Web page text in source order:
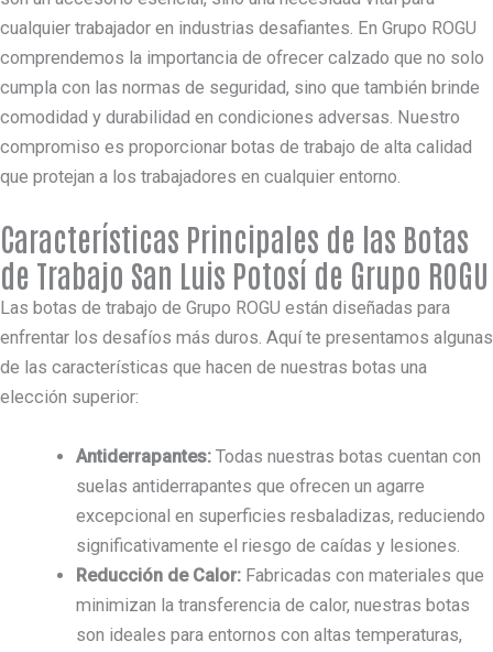
cualquier trabajador en industrias desafiantes. En Grupo ROGU
comprendemos la importancia de ofrecer calzado que no solo
cumpla con las normas de seguridad, sino que también brinde
comodidad y durabilidad en condiciones adversas. Nuestro
compromiso es proporcionar botas de trabajo de alta calidad
que protejan a los trabajadores en cualquier entorno.
Características Principales de las Botas
de Trabajo San Luis Potosí de Grupo ROGU
Las botas de trabajo de Grupo ROGU están diseñadas para
enfrentar los desafíos más duros. Aquí te presentamos algunas
de las características que hacen de nuestras botas una
elección superior:
Antiderrapantes: Todas nuestras botas cuentan con
suelas antiderrapantes que ofrecen un agarre
excepcional en superficies resbaladizas, reduciendo
significativamente el riesgo de caídas y lesiones.
Reducción de Calor: Fabricadas con materiales que
minimizan la transferencia de calor, nuestras botas
son ideales para entornos con altas temperaturas,